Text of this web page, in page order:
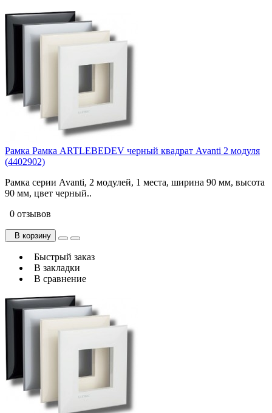
Рамка Рамка ARTLEBEDEV черный квадрат Avanti 2 модуля
(4402902)
Рамка серии Avanti, 2 модулей, 1 места, ширина 90 мм, высота
90 мм, цвет черный..
0 отзывов
В корзину
Быстрый заказ
В закладки
В сравнение